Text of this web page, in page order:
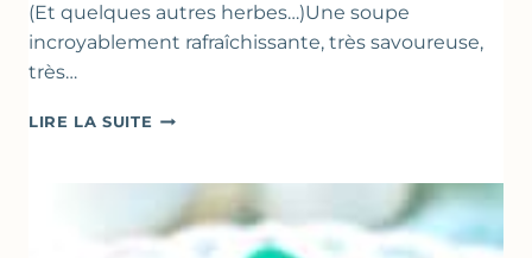
(Et quelques autres herbes…)Une soupe
incroyablement rafraîchissante, très savoureuse,
très…
LIRE LA SUITE SOUPE
COURGETTES
AU
CITRON